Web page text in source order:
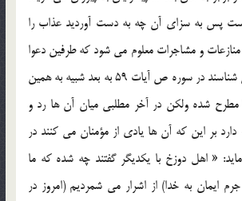
پس به سزاي آن چه به دست آورديد عذاب را
گونه منازعات و مشاجرات معلوم مي شود که طرفين دعوا
در جهنم همديگر را مي شناسند در سوره ص آيات 59 به بعد شبيه به همين
مطرح شده ولکن در آخر مطلبي ميان آن ها رد و
بر اين که آن ها يادي از مؤمنان مي کنند در
« اهل دوزخ با يکديگر گفتند چه شده که ما
ايمان به خدا) از اشرار مي شمرديم (امروز در